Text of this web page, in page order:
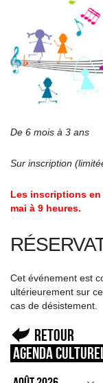
De 6 mois à 3 ans
Sur inscription
Les inscriptions
mai à 9 heures.
Cet événement est
ultérieurement sur
cas de désistement.
Retour
Agenda